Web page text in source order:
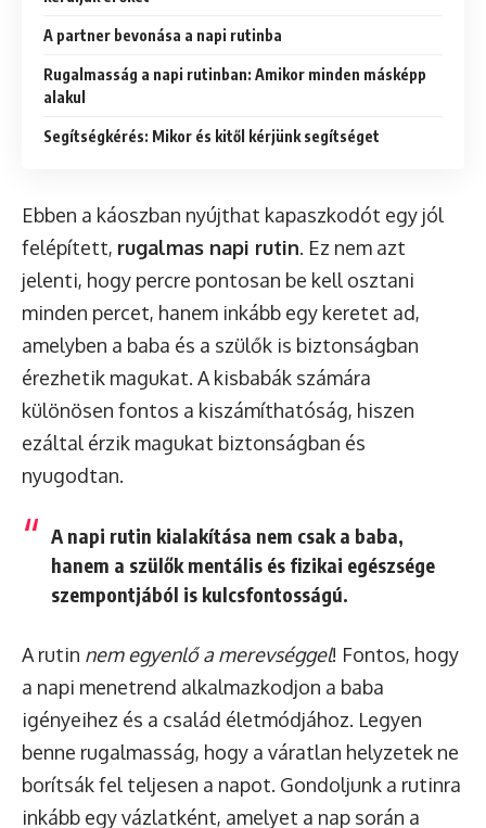
A partner bevonása a napi rutinba
Rugalmasság a napi rutinban: Amikor minden másképp
alakul
Segítségkérés: Mikor és kitől kérjünk segítséget
Ebben a káoszban nyújthat kapaszkodót egy jól
felépített, rugalmas napi rutin. Ez nem azt
jelenti, hogy percre pontosan be kell osztani
minden percet, hanem inkább egy keretet ad,
amelyben a baba és a szülők is biztonságban
érezhetik magukat. A kisbabák számára
különösen fontos a kiszámíthatóság, hiszen
ezáltal érzik magukat biztonságban és
nyugodtan.
A napi rutin kialakítása nem csak a baba,
hanem a szülők mentális és fizikai egészsége
szempontjából is kulcsfontosságú.
A rutin nem egyenlő a merevséggel! Fontos, hogy
a napi menetrend alkalmazkodjon a baba
igényeihez és a család életmódjához. Legyen
benne rugalmasság, hogy a váratlan helyzetek ne
borítsák fel teljesen a napot. Gondoljunk a rutinra
inkább egy vázlatként, amelyet a nap során a